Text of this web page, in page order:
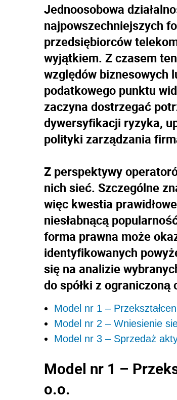
Jednoosobowa
najpowszechniejszych
przedsiębiorców
wyjątkiem. Z czasem
względów biznesowych
podatkowego punktu
zaczyna dostrzegać
dywersyfikacji ryzyka,
polityki zarządzania
Z perspektywy
nich sieć. Szczególne
więc kwestia
niesłabnącą
forma prawna może
identyfikowanych
się na analizie
do spółki z
Model nr 1 –
Model nr 2 – Wniesienie
Model nr 3 – Sprzedaż
Model nr 1 –
o.o.